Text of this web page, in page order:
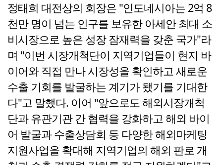
정태희 대전상의 회장은 "인도네시아는 2억 8
천만 명이 넘는 인구를 보유한 아세안 최대 소
비시장으로 높은 성장 잠재력을 갖춘 국가"라
며 "이번 시장개척단이 지역기업들이 현지 바
이어와 직접 만나 시장성을 확인하고 새로운
수출 기회를 발굴하는 계기가 됐기를 기대한
다"고 말했다. 이어 "앞으로도 해외시장개척
단과 유관기관 간 협력을 강화하고 해외 바이
어 발굴과 수출상담회 등 다양한 해외마케팅
지원사업을 확대해 지역기업의 해외 판로 개